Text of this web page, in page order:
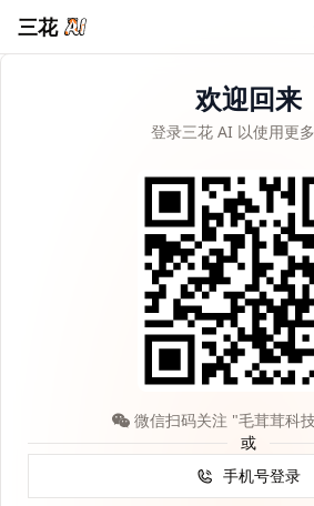
三花
欢迎回来
登录三花 AI 以使用更
手机号登录
或
微信扫码关注 "毛茸茸科